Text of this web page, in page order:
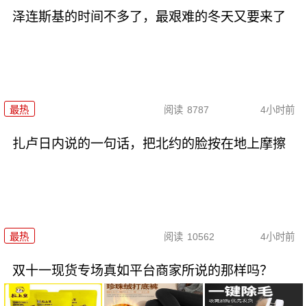
泽连斯基的时间不多了，最艰难的冬天又要来了
最热 阅读 8787 4小时前
扎卢日内说的一句话，把北约的脸按在地上摩擦
最热 阅读 10562 4小时前
双十一现货专场真如平台商家所说的那样吗？